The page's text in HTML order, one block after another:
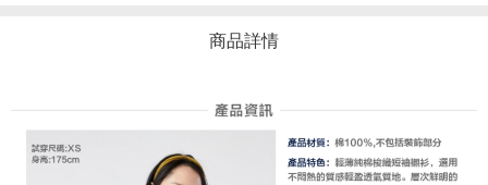
商品詳情